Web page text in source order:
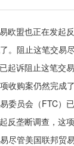
欧盟也正在发
。阻止这笔交
诉阻止这笔交
收购案仍然完
委员会（FTC
反垄断调查，
尽管美国联邦